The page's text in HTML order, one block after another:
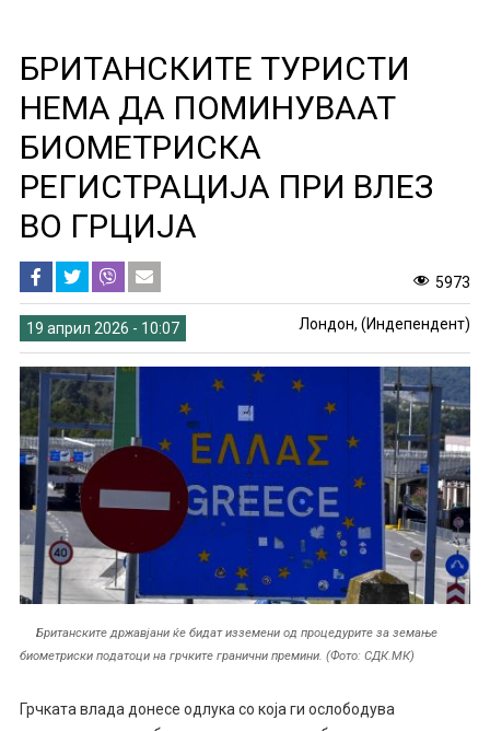
БРИТАНСКИТЕ ТУРИСТИ
НЕМА ДА ПОМИНУВААТ
БИОМЕТРИСКА
РЕГИСТРАЦИЈА ПРИ ВЛЕЗ
ВО ГРЦИЈА
5973
19 април 2026 - 10:07 Лондон, (Индепендент)
Британските државјани ќе бидат изземени од процедурите за земање
биометриски податоци на грчките гранични премини. (Фото: СДК.МК)
Грчката влада донесе одлука со која ги ослободува